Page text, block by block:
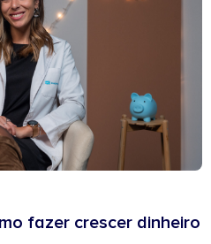
fazer crescer dinheiro